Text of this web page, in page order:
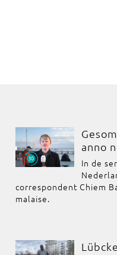
anno
In de
correspondent Chiem
malaise.